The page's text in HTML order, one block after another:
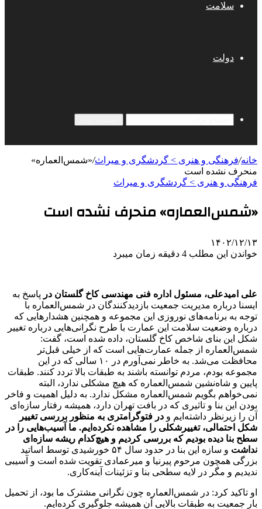
سلامت
دولت
خانه/فرهنگی و هنری > گردشگری و میراث/«شمس‌العماره»
منحرف نشده است
فرهنگی و هنری > گردشگری و میراث
«شمس‌العماره» منحرف نشده است
۱۴۰۲/۱۲/۱۳
خواندن این مطلب 4 دقیقه زمان میبرد
علی امیدعلی، مسئول اداره فنی مهندسی کاخ گلستان در پاسخ به
ایسنا درباره مدیریت جمعیت بازدیدکنندگان در شمس‌العماره با
توجه به برنامه‌های نوروزی این مجموعه و همچنین هشدارهایی که
درباره وضعیت سلامت این عمارت با طرح نگرانی‌هایی درباره تغییر
شکل این بنای شاخص کاخ گلستان، داده شده است، گفت:
شمس‌العماره از جمله عمارت‌هایی است که از خیلی قبل‌تر
محافظت می‌شد. به خاطر نمی‌آورم در ۱۰ سالی که در این
مجموعه بودم، مردم توانسته باشند به طبقات بالا تردد کنند. طبقات
پایین و شاه‌نشین شمس‌العماره که هیچ مشکلی ندارد، البته
نمی‌خواهم بگویم شمس‌العماره مشکل ندارد. به دلیل اهمیت و فاخر
بودن این بنا و تاثیری که در بافت تهران دارد، همیشه رفتار سازه‌ای
آن را زیرنظر داشته‌ایم و در فتوگرامتری به منظور بررسی تغییر
شکل احتمالی، تغییرشکلی را مشاهده نکرده‌ایم. ما آسیب‌هایی را در
سطح بنا دیده بودیم که بررسی کردیم و هیچ‌کدام ریشه سازه‌ای
نداشت
و سازه این بنا در حدود سال ۵۴ خورشیدی توسط اساتید
بزرگی همچون مرحوم پیرنیا و میرعمادی تقویت شده است و آسیبی
ندیدیم و مگر در لایه سطحی بنا و تزئینات آینه‌کاری.
او تاکید کرد: در شمس‌العماره چون نگرانی مشترک ما بود، از تحمیل
بار جمعیت به طبقات بالایی آن همیشه جلوگیری کرده‌ایم.